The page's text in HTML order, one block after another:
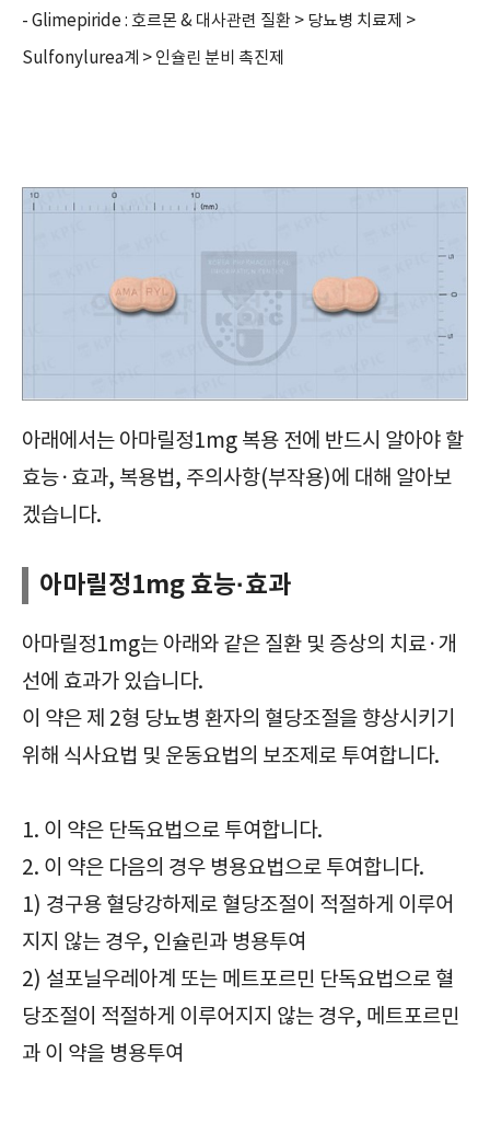
- Glimepiride : 호르몬 & 대사관련 질환 > 당뇨병 치료제 >
Sulfonylurea계 > 인슐린 분비 촉진제
아래에서는 아마릴정1mg 복용 전에 반드시 알아야 할
효능·효과, 복용법, 주의사항(부작용)에 대해 알아보
겠습니다.
아마릴정1mg 효능·효과
아마릴정1mg는 아래와 같은 질환 및 증상의 치료·개
선에 효과가 있습니다.
이 약은 제 2형 당뇨병 환자의 혈당조절을 향상시키기
위해 식사요법 및 운동요법의 보조제로 투여합니다.
1. 이 약은 단독요법으로 투여합니다.
2. 이 약은 다음의 경우 병용요법으로 투여합니다.
1) 경구용 혈당강하제로 혈당조절이 적절하게 이루어
지지 않는 경우, 인슐린과 병용투여
2) 설포닐우레아계 또는 메트포르민 단독요법으로 혈
당조절이 적절하게 이루어지지 않는 경우, 메트포르민
과 이 약을 병용투여